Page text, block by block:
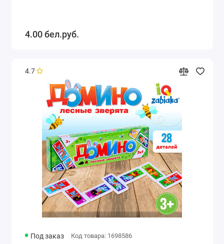
4.00 бел.руб.
4.7
Под заказ Код товара: 1698586